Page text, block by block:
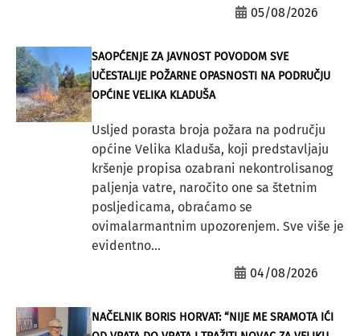
05/08/2026
SAOPĆENJE ZA JAVNOST POVODOM SVE
UČESTALIJE POŽARNE OPASNOSTI NA PODRUČJU
OPĆINE VELIKA KLADUŠA
Usljed porasta broja požara na području
općine Velika Kladuša, koji predstavljaju
kršenje propisa ozabrani nekontrolisanog
paljenja vatre, naročito one sa štetnim
posljedicama, obraćamo se
ovimalarmantnim upozorenjem. Sve više je
evidentno...
04/08/2026
NAČELNIK BORIS HORVAT: “NIJE ME SRAMOTA IĆI